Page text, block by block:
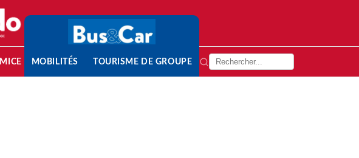
MICE MOBILITÉS TOURISME DE GROUPE